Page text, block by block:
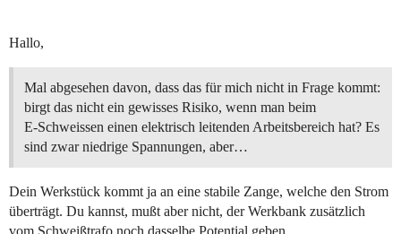
Hallo,
Mal abgesehen davon, dass das für mich nicht in Frage kommt:
birgt das nicht ein gewisses Risiko, wenn man beim
E-Schweissen einen elektrisch leitenden Arbeitsbereich hat? Es
sind zwar niedrige Spannungen, aber…
Dein Werkstück kommt ja an eine stabile Zange, welche den Strom
überträgt. Du kannst, mußt aber nicht, der Werkbank zusätzlich
vom Schweißtrafo noch dasselbe Potential geben.